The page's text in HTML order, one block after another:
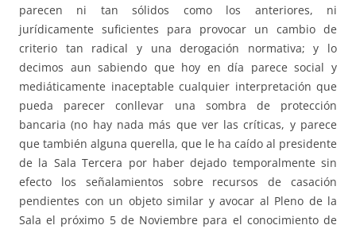
parecen ni tan sólidos como los anteriores, ni
jurídicamente suficientes para provocar un cambio de
criterio tan radical y una derogación normativa; y lo
decimos aun sabiendo que hoy en día parece social y
mediáticamente inaceptable cualquier interpretación que
pueda parecer conllevar una sombra de protección
bancaria (no hay nada más que ver las críticas, y parece
que también alguna querella, que le ha caído al presidente
de la Sala Tercera por haber dejado temporalmente sin
efecto los señalamientos sobre recursos de casación
pendientes con un objeto similar y avocar al Pleno de la
Sala el próximo 5 de Noviembre para el conocimiento de